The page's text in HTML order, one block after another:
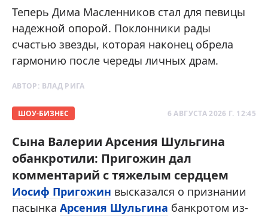
Теперь Дима Масленников стал для певицы
надежной опорой. Поклонники рады
счастью звезды, которая наконец обрела
гармонию после череды личных драм.
АВТОР: ВЛАД РИГА
ШОУ-БИЗНЕС 6 АВГУСТА 2026 Г. 12:45
Сына Валерии Арсения Шульгина
обанкротили: Пригожин дал
комментарий с тяжелым сердцем
Иосиф Пригожин высказался о признании
пасынка Арсения Шульгина банкротом из-